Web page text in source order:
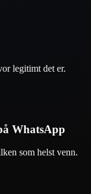
legitimt det er.
WhatsApp
som helst venn.